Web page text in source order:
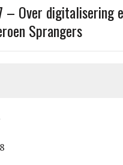
– Over digitalisering
Sprangers